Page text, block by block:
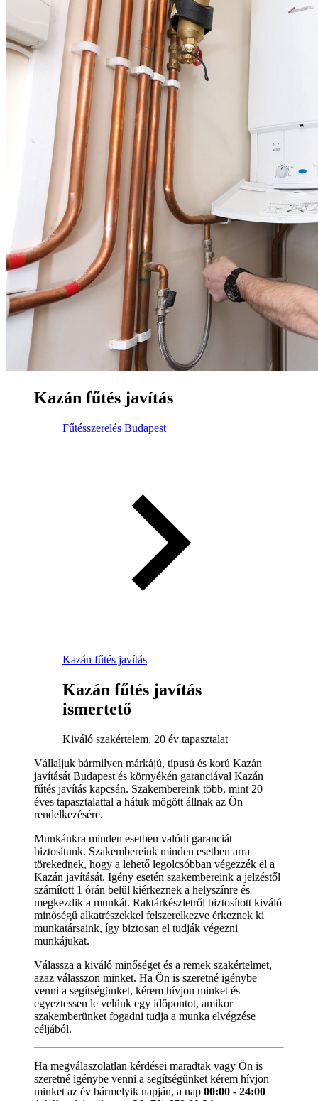
Kazán fűtés javítás
Fűtésszerelés Budapest
Kazán fűtés javítás
Kazán fűtés javítás
ismertető
Kiváló szakértelem, 20 év tapasztalat
Vállaljuk bármilyen márkájú, típusú és korú Kazán
javítását Budapest és környékén garanciával Kazán
fűtés javítás kapcsán. Szakembereink több, mint 20
éves tapasztalattal a hátuk mögött állnak az Ön
rendelkezésére.
Munkánkra minden esetben valódi garanciát
biztosítunk. Szakembereink minden esetben arra
törekednek, hogy a lehető legolcsóbban végezzék el a
Kazán javítását. Igény esetén szakembereink a jelzéstől
számított 1 órán belül kiérkeznek a helyszínre és
megkezdik a munkát. Raktárkészletről biztosított kiváló
minőségű alkatrészekkel felszerelkezve érkeznek ki
munkatársaink, így biztosan el tudják végezni
munkájukat.
Válassza a kiváló minőséget és a remek szakértelmet,
azaz válasszon minket. Ha Ön is szeretné igénybe
venni a segítségünket, kérem hívjon minket és
egyeztessen le velünk egy időpontot, amikor
szakemberünket fogadni tudja a munka elvégzése
céljából.
Ha megválaszolatlan kérdései maradtak vagy Ön is
szeretné igénybe venni a segítségünket kérem hívjon
minket az év bármelyik napján, a nap 00:00 - 24:00